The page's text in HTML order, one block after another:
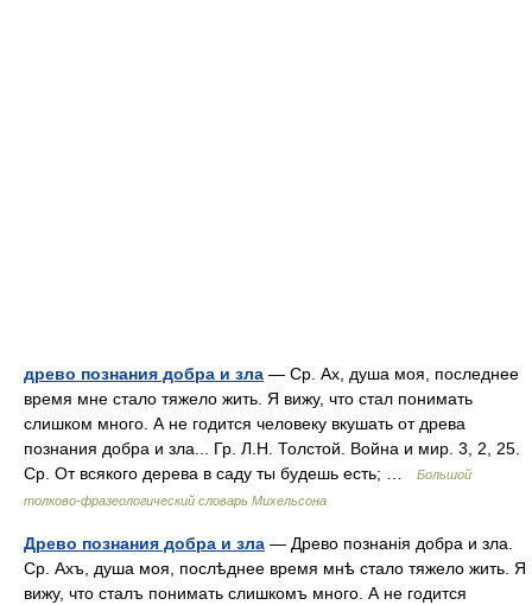
древо познания добра и зла — Ср. Ах, душа моя, последнее
время мне стало тяжело жить. Я вижу, что стал понимать
слишком много. А не годится человеку вкушать от древа
познания добра и зла... Гр. Л.Н. Толстой. Война и мир. 3, 2, 25.
Ср. От всякого дерева в саду ты будешь есть; …
Большой
толково-фразеологический словарь Михельсона
Древо познания добра и зла — Древо познанія добра и зла.
Ср. Ахъ, душа моя, послѣднее время мнѣ стало тяжело жить. Я
вижу, что сталъ понимать слишкомъ много. А не годится